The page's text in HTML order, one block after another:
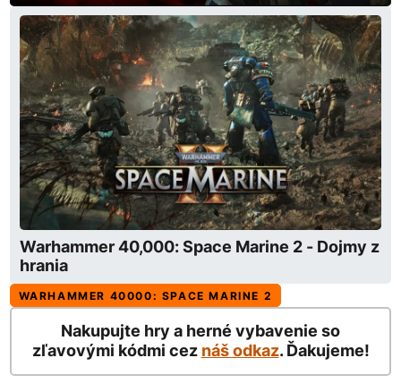
Warhammer 40,000: Space Marine 2 - Dojmy z
hrania
WARHAMMER 40000: SPACE MARINE 2
Nakupujte hry a herné vybavenie so
zľavovými kódmi cez náš odkaz. Ďakujeme!